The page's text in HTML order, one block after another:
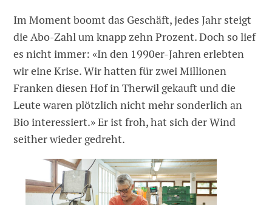
Im Moment boomt das Geschäft, jedes Jahr steigt
die Abo-Zahl um knapp zehn Prozent. Doch so lief
es nicht immer: «In den 1990er-Jahren erlebten
wir eine Krise. Wir hatten für zwei Millionen
Franken diesen Hof in Therwil gekauft und die
Leute waren plötzlich nicht mehr sonderlich an
Bio interessiert.» Er ist froh, hat sich der Wind
seither wieder gedreht.